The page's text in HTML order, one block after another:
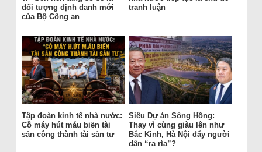
đối tượng định danh mới
của Bộ Công an
tranh luận
Tập đoàn kinh tế nhà nước:
Cỗ máy hút máu biến tài
sản công thành tài sản tư
Siêu Dự án Sông Hồng:
Thay vì cùng giàu lên như
Bắc Kinh, Hà Nội đẩy người
dân “ra rìa”?